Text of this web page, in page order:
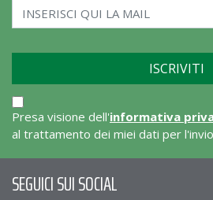
Presa visione dell'informativa
al trattamento dei miei dati per
SEGUICI SUI SOCIAL